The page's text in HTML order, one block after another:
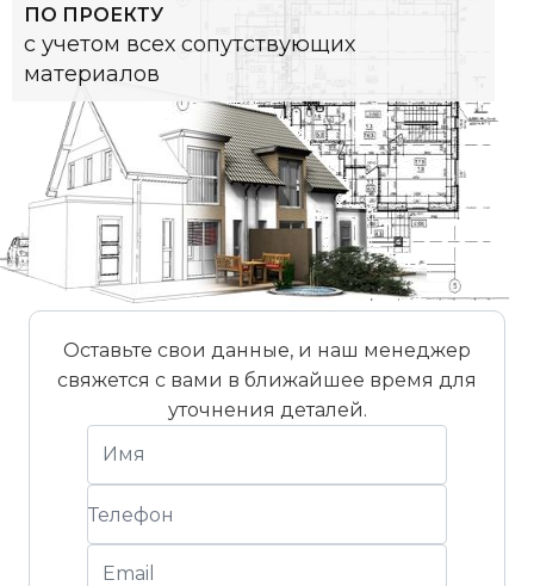
Расход черепицы на м2 (прибл.)
9.8 – 10.7
Вес черепицы (прибл.) 4,7 кг/шт
Вес на м² (прибл.) 47 кг/м²
Вес поддона (прибл.) 1057 кг
Стандартный уклон крыши 22°
Штук на поддоне 216 шт
ПО ПРОЕКТУ
с учетом всех сопутствующих
материалов
Оставьте свои данные, и наш менеджер
свяжется с вами в ближайшее время для
уточнения деталей.